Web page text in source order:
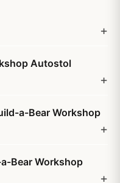
Autostol
a-Bear Workshop
Bear Workshop